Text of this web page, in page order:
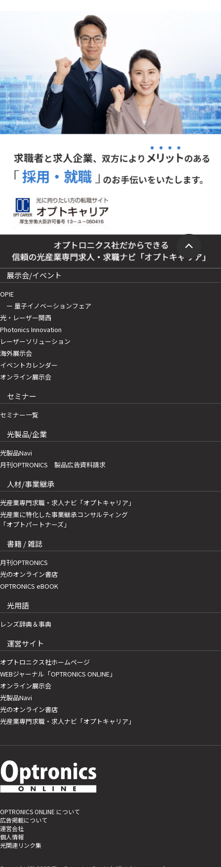
展示会/イベント
OPIE
ー 量子イノベーションフェア
光・レーザー関西
Photonics Innovation
レーザーソリューション
海外展示会
イベントカレンダー
オンライン展示会
セミナー
セミナー一覧
光製品/企業
光製品Navi
月刊OPTRONICS 製品広告資料請求
人材/事業継承
光産業専門求職・求人ナビ「オプトキャリア」
光産業に特化した事業継承コンサルティング
「オプトパートナーズ」
書籍 / 雑誌
月刊OPTRONICS
光のオンライン書店
OPTRONICS eBOOK
光用語
レンズ辞典＆事典
運営サイト
オプトロニクス社ホームページ
WEBジャーナル「OPTRONICS ONLINE」
オンライン展示会
光製品Navi
光のオンライン書店
光産業専門求職・求人ナビ「オプトキャリア」
OPTRONICS ONLINE について
広告掲載について
運営会社
個人情報
光関連リンク集